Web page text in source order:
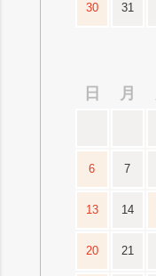
30 31
日
月
6 7
13 14
20 21